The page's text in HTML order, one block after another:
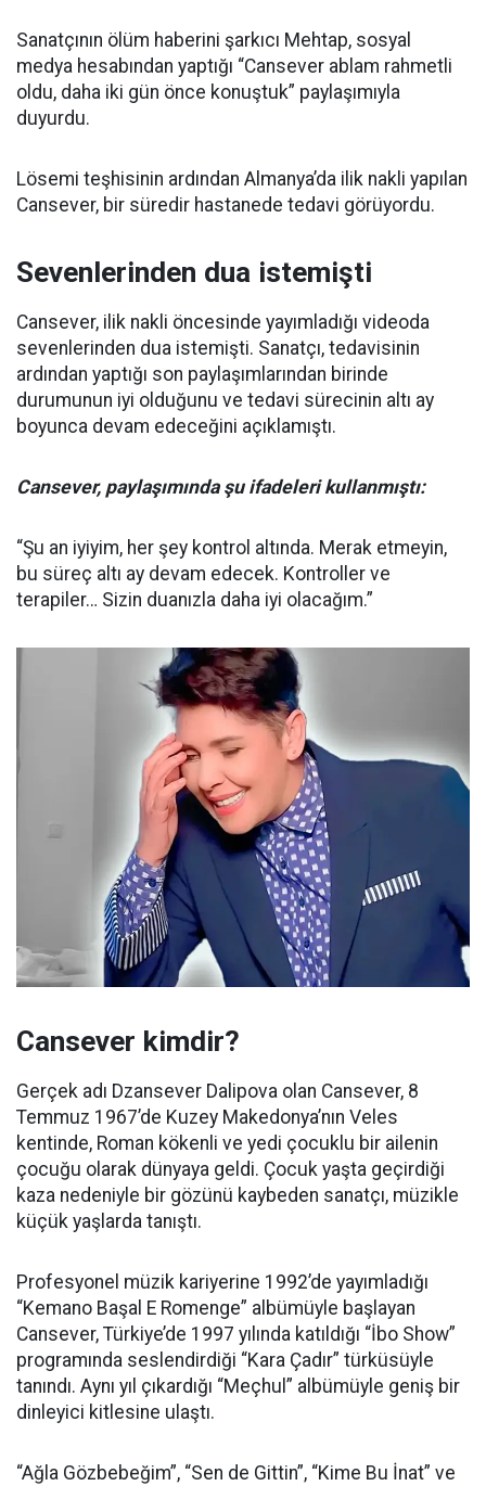
Sanatçının ölüm haberini şarkıcı Mehtap, sosyal
medya hesabından yaptığı “Cansever ablam rahmetli
oldu, daha iki gün önce konuştuk” paylaşımıyla
duyurdu.
Lösemi teşhisinin ardından Almanya’da ilik nakli yapılan
Cansever, bir süredir hastanede tedavi görüyordu.
Sevenlerinden dua istemişti
Cansever, ilik nakli öncesinde yayımladığı videoda
sevenlerinden dua istemişti. Sanatçı, tedavisinin
ardından yaptığı son paylaşımlarından birinde
durumunun iyi olduğunu ve tedavi sürecinin altı ay
boyunca devam edeceğini açıklamıştı.
Cansever, paylaşımında şu ifadeleri kullanmıştı:
“Şu an iyiyim, her şey kontrol altında. Merak etmeyin,
bu süreç altı ay devam edecek. Kontroller ve
terapiler… Sizin duanızla daha iyi olacağım.”
Cansever kimdir?
Gerçek adı Dzansever Dalipova olan Cansever, 8
Temmuz 1967’de Kuzey Makedonya’nın Veles
kentinde, Roman kökenli ve yedi çocuklu bir ailenin
çocuğu olarak dünyaya geldi. Çocuk yaşta geçirdiği
kaza nedeniyle bir gözünü kaybeden sanatçı, müzikle
küçük yaşlarda tanıştı.
Profesyonel müzik kariyerine 1992’de yayımladığı
“Kemano Başal E Romenge” albümüyle başlayan
Cansever, Türkiye’de 1997 yılında katıldığı “İbo Show”
programında seslendirdiği “Kara Çadır” türküsüyle
tanındı. Aynı yıl çıkardığı “Meçhul” albümüyle geniş bir
dinleyici kitlesine ulaştı.
“Ağla Gözbebeğim”, “Sen de Gittin”, “Kime Bu İnat” ve